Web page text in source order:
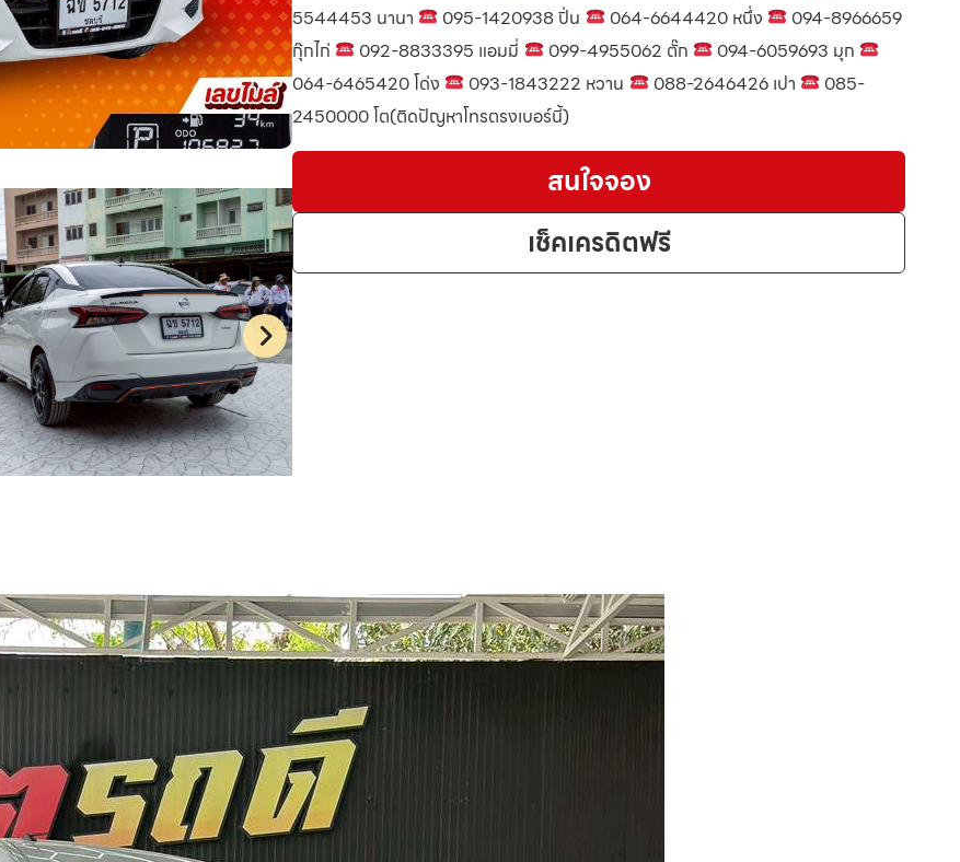
5544453 นานา
095-1420938 ปิ่น 064-6644420 หนึ่ง
094-8966659
กุ๊กไก่
092-8833395 แอมมี่ 099-4955062 ตั๊ก
094-6059693 มุก
064-6465420 โด่ง
093-1843222 หวาน 088-2646426 เปา
085-
2450000 โต(ติดปัญหาโทรตรงเบอร์นี้)
สนใจจอง
เช็คเครดิตฟรี